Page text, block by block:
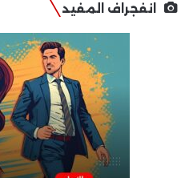
انفجراف المفيد